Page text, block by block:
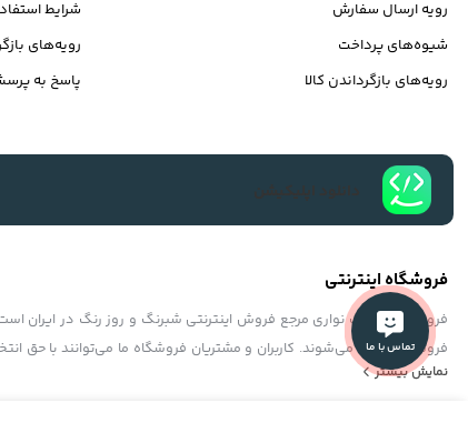
رویه ارسال سفارش
شیوه‌های پرداخت
رویه‌های بازگرداندن کالا
شرایط
رویه‌های
پاسخ به
فروشگاه اینترنتی
فروشگاه شبرنگ نواری مرجع فروش اینترنتی شبرنگ و روز رنگ در ایران
فروشگاه عرضه می‏‏‏‌شوند. کاربران و مشتریان فروشگاه ما می‏‏‌توانند با حق
کنند و با حداکثر اطمینان کالای خود را انتخاب و
نمایش بیشتر
تماس با ما